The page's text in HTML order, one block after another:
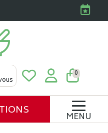
Pharmacies Clabots &
0
MENU